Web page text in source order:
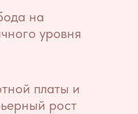
на
уровня
платы и
рост